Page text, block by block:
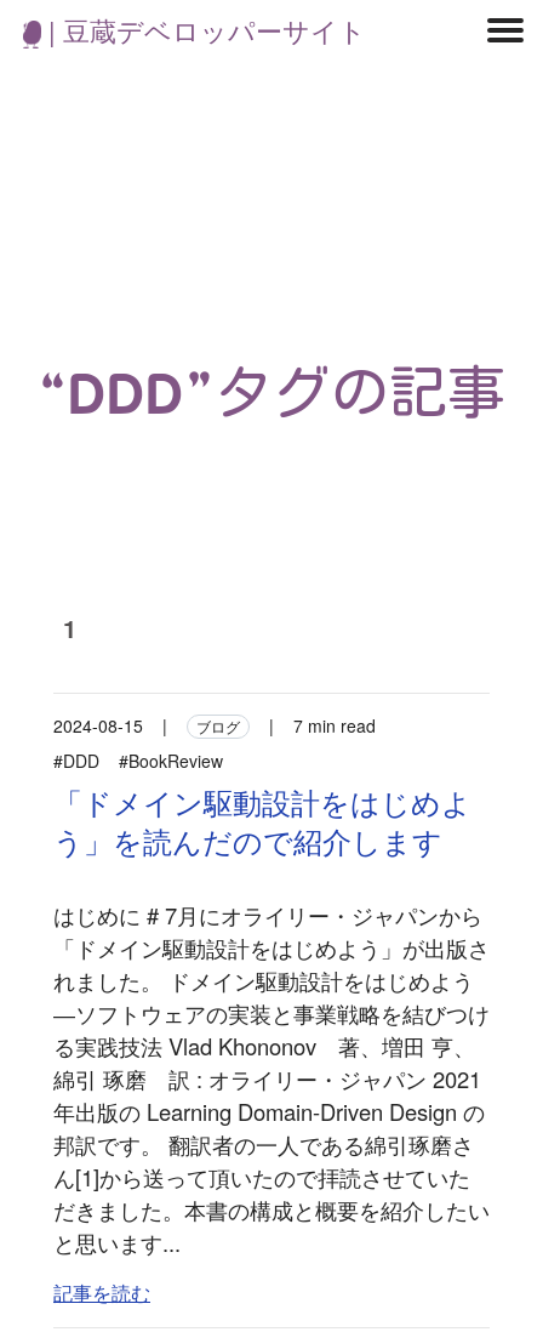
| 豆蔵デベロッパーサイト
“DDD”タグの記事
1
2024-08-15 | ブログ |
7 min read
#DDD
#BookReview
「ドメイン駆動設計をはじめよ
う」を読んだので紹介します
はじめに # 7月にオライリー・ジャパンから
「ドメイン駆動設計をはじめよう」が出版さ
れました。 ドメイン駆動設計をはじめよう
―ソフトウェアの実装と事業戦略を結びつけ
る実践技法 Vlad Khononov 著、増田 亨、
綿引 琢磨 訳 : オライリー・ジャパン 2021
年出版の Learning Domain-Driven Design の
邦訳です。 翻訳者の一人である綿引琢磨さ
ん[1]から送って頂いたので拝読させていた
だきました。本書の構成と概要を紹介したい
と思います...
記事を読む